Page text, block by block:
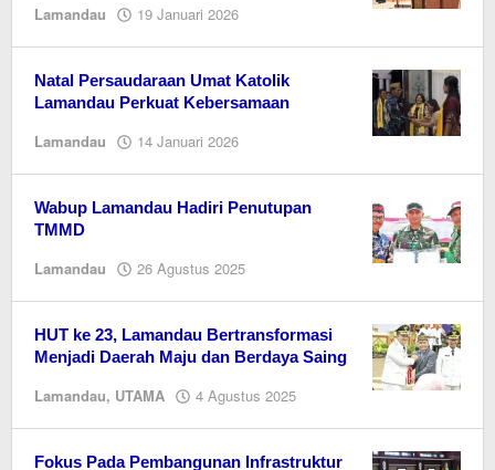
Lamandau 19 Januari 2026
Natal Persaudaraan Umat Katolik
Lamandau Perkuat Kebersamaan
Lamandau 14 Januari 2026
Wabup Lamandau Hadiri Penutupan
TMMD
Lamandau 26 Agustus 2025
HUT ke 23, Lamandau Bertransformasi
Menjadi Daerah Maju dan Berdaya Saing
Lamandau, UTAMA 4 Agustus 2025
Fokus Pada Pembangunan Infrastruktur